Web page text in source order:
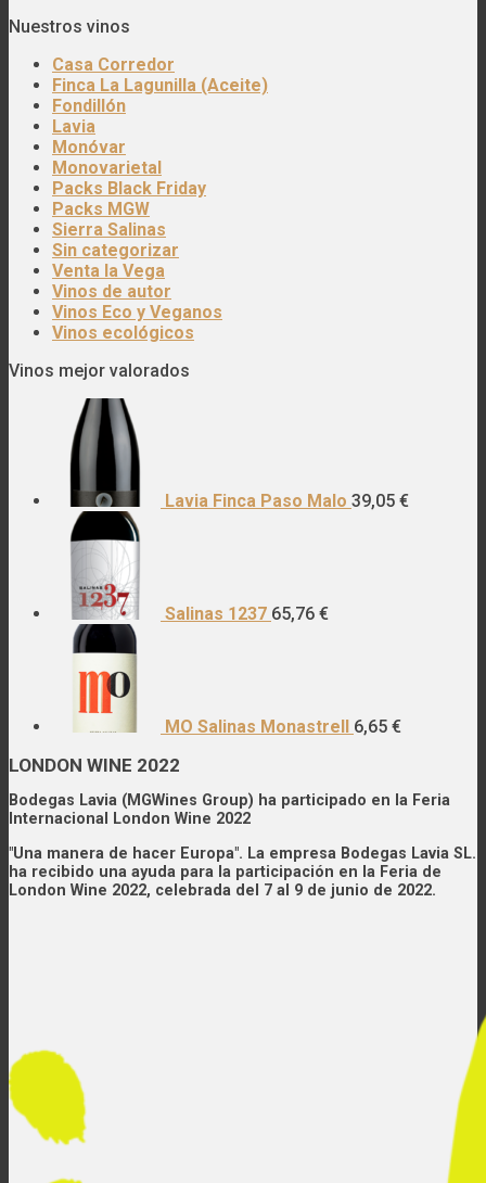
Nuestros vinos
Casa Corredor
Finca La Lagunilla (Aceite)
Fondillón
Lavia
Monóvar
Monovarietal
Packs Black Friday
Packs MGW
Sierra Salinas
Sin categorizar
Venta la Vega
Vinos de autor
Vinos Eco y Veganos
Vinos ecológicos
Vinos mejor valorados
Lavia Finca Paso Malo 39,05 €
Salinas 1237 65,76 €
MO Salinas Monastrell 6,65 €
LONDON WINE 2022
Bodegas Lavia (MGWines Group) ha participado en la Feria
Internacional London Wine 2022
"Una manera de hacer Europa". La empresa Bodegas Lavia SL.
ha recibido una ayuda para la participación en la Feria de
London Wine 2022, celebrada del 7 al 9 de junio de 2022.